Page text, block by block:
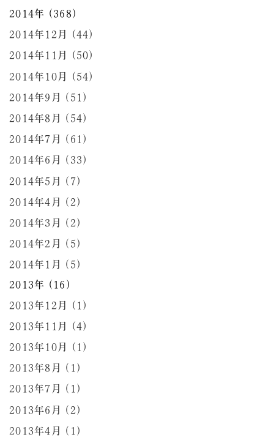
2014年 (368)
2014年12月 (44)
2014年11月 (50)
2014年10月 (54)
2014年9月 (51)
2014年8月 (54)
2014年7月 (61)
2014年6月 (33)
2014年5月 (7)
2014年4月 (2)
2014年3月 (2)
2014年2月 (5)
2014年1月 (5)
2013年 (16)
2013年12月 (1)
2013年11月 (4)
2013年10月 (1)
2013年8月 (1)
2013年7月 (1)
2013年6月 (2)
2013年4月 (1)